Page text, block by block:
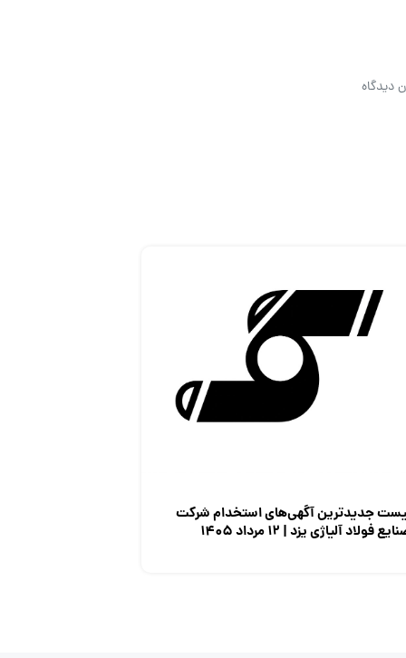
دیدگاه
جدیدترین آگهی‌های استخدام شرکت
فولاد آلیاژی یزد | ۱۲ مرداد ۱۴۰۵